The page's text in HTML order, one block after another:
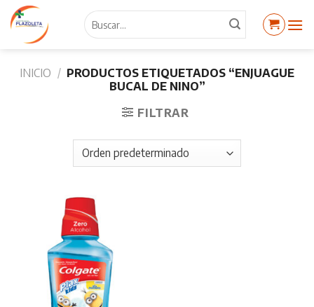
Skip
content
Buscar
por:
INICIO / PRODUCTOS ETIQUETADOS “ENJUAGUE
BUCAL DE NINO”
FILTRAR